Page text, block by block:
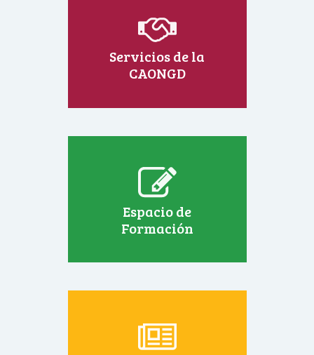
Servicios de la
CAONGD
Espacio de
Formación